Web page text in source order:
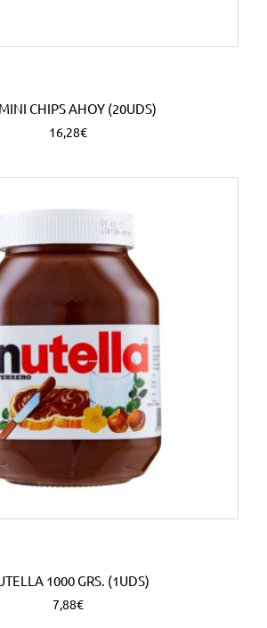
CHIPS AHOY (20UDS)
16,28€
1000 GRS. (1UDS)
7,88€